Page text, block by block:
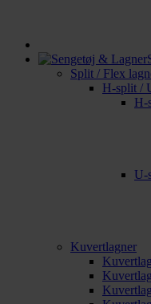
Split / Flex
H-split /
H-
U-
Kuvertlagner